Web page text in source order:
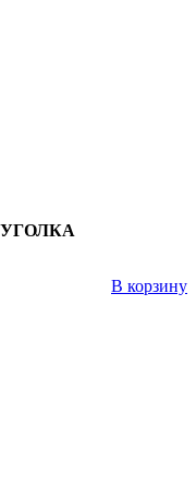
В корзину